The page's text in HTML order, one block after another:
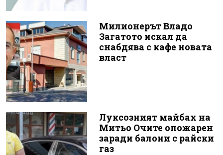
Милионерът Владо
Загатото искал да
снабдява с кафе новата
власт
Луксозният майбах на
Митьо Очите опожарен
заради балони с райски
газ